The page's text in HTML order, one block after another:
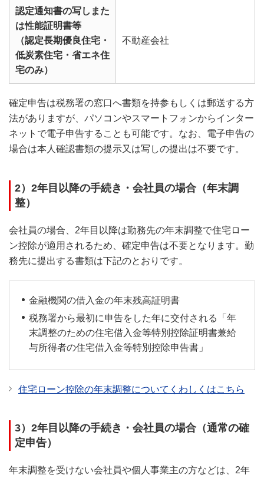
認定通知書の写しまた
は性能証明書等
（認定長期優良住宅・
低炭素住宅・省エネ住
宅のみ）
不動産会社
確定申告は税務署の窓口へ書類を持参もしくは郵送する方
法がありますが、パソコンやスマートフォンからインター
ネットで電子申告することも可能です。なお、電子申告の
場合は本人確認書類の提示又は写しの提出は不要です。
2）2年目以降の手続き・会社員の場合（年末調
整）
会社員の場合、2年目以降は勤務先の年末調整で住宅ロー
ン控除が適用されるため、確定申告は不要となります。勤
務先に提出する書類は下記のとおりです。
金融機関の借入金の年末残高証明書
税務署から最初に申告をした年に交付される「年
末調整のための住宅借入金等特別控除証明書兼給
与所得者の住宅借入金等特別控除申告書」
住宅ローン控除の年末調整についてくわしくはこちら
3）2年目以降の手続き・会社員の場合（通常の確
定申告）
年末調整を受けない会社員や個人事業主の方などは、2年